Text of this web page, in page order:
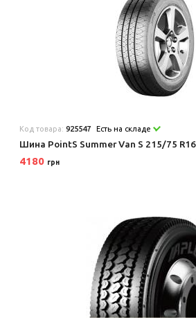
Код товара:925547 Есть на складе
Шина PointS Summer Van S 215/75
4180 грн